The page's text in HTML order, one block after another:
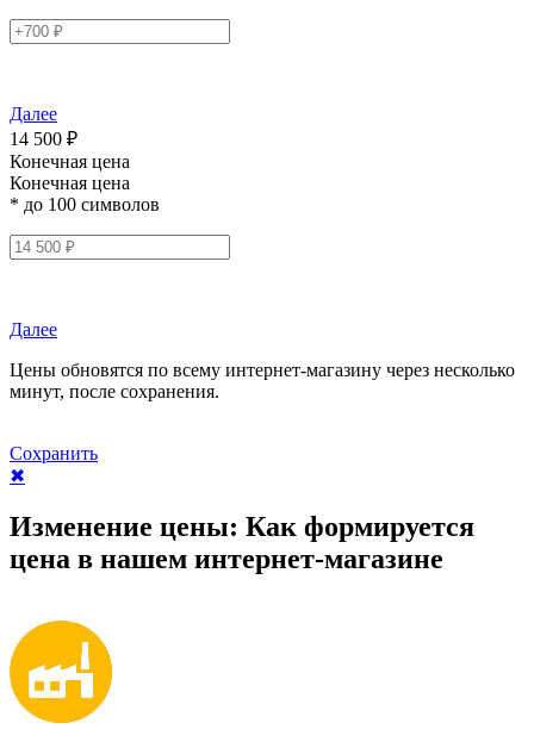
Далее
14 500 ₽
Конечная цена
Конечная цена
* до 100 символов
Далее
Цены обновятся по всему интернет-магазину через несколько
минут, после сохранения.
Сохранить
✖
Изменение цены: Как формируется
цена в нашем интернет-магазине